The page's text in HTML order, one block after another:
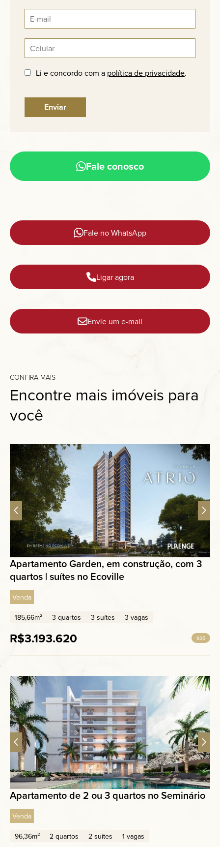
Li e concordo com a política de privacidade.
Fale conosco
Fale no WhatsApp
Ligar agora
Envie um e-mail
CONFIRA MAIS
Encontre mais imóveis para
você
Apartamento Garden, em construção, com 3
quartos | suítes no Ecoville
Venda
185,66m² 3 quartos 3 suítes 3 vagas
R$3.193.620 935
Apartamento de 2 ou 3 quartos no Seminário
Venda
96,36m² 2 quartos 2 suítes 1 vagas